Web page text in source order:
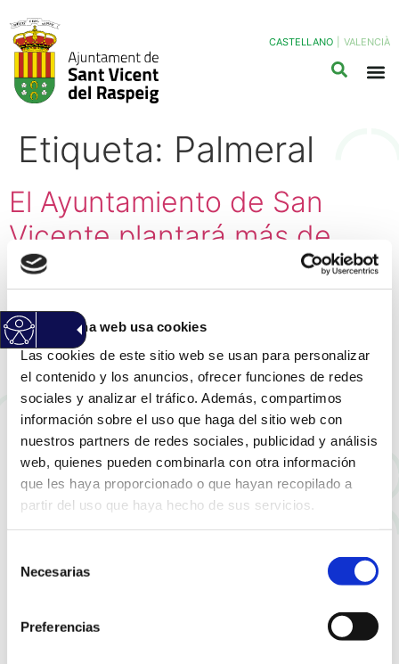
Esta página web usa cookies
Las cookies de este sitio web se usan para personalizar
el contenido y los anuncios, ofrecer funciones de redes
sociales y analizar el tráfico. Además, compartimos
información sobre el uso que haga del sitio web con
nuestros partners de redes sociales, publicidad y análisis
web, quienes pueden combinarla con otra información
que les haya proporcionado o que hayan recopilado a
partir del uso que haya hecho de sus servicios.
Necesarias
Preferencias
CASTELLANO VALENCIÀ
Etiqueta: Palmeral
El Ayuntamiento de San
Vicente plantará más de
450 árboles en espacios
públicos y creará el primer
palmeral urbano del
municipio